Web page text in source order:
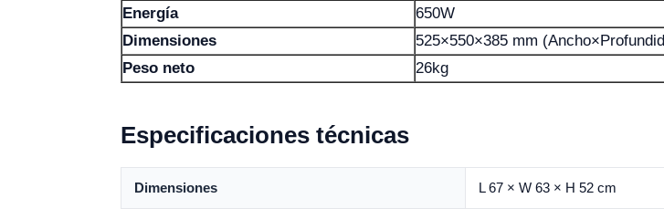
Energía
650W
Dimensiones
525×550×385 mm
Peso neto
26kg
Especificaciones técnicas
Dimensiones L 67 × W 63 × H 52 cm